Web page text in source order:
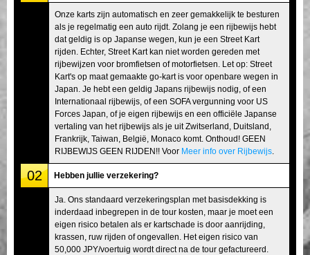
Tokyo Shinagawa Tokyo Akihabara#1
Tokyo Akihabara#2 Tokyo Shibuya
Tokyo Shibuya Annex Tokyo Bay
Tokyo Asakusa Osaka
Okinawa
Onze karts zijn automatisch en zeer gemakkelijk te besturen
als je regelmatig een auto rijdt. Zolang je een rijbewijs hebt
dat geldig is op Japanse wegen, kun je een Street Kart
rijden. Echter, Street Kart kan niet worden gereden met
rijbewijzen voor bromfietsen of motorfietsen. Let op: Street
Kart's op maat gemaakte go-kart is voor openbare wegen in
Japan. Je hebt een geldig Japans rijbewijs nodig, of een
Internationaal rijbewijs, of een SOFA vergunning voor US
Forces Japan, of je eigen rijbewijs en een officiële Japanse
vertaling van het rijbewijs als je uit Zwitserland, Duitsland,
Frankrijk, Taiwan, België, Monaco komt. Onthoud! GEEN
RIJBEWIJS GEEN RIJDEN!! Voor Meer info over Rijbewijs
02 Hebben jullie verzekering?
Ja. Ons standaard verzekeringsplan met basisdekking is
inderdaad inbegrepen in de tour kosten, maar je moet een
eigen risico betalen als er kartschade is door aanrijding,
krassen, ruw rijden of ongevallen. Het eigen risico van
50,000 JPY/voertuig wordt direct na de tour gefactureerd.